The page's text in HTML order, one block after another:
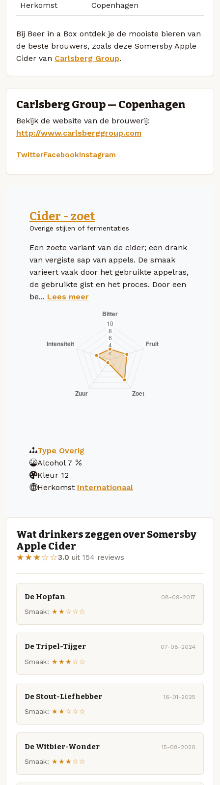
Herkomst Copenhagen
Bij Beer in a Box ontdek je de mooiste bieren van
de beste brouwers, zoals deze Somersby Apple
Cider van Carlsberg Group.
Carlsberg Group — Copenhagen
Bekijk de website van de brouwerij:
http://www.carlsberggroup.com
TwitterFacebookInstagram
Cider - zoet
Overige stijlen of fermentaties
Een zoete variant van de cider; een drank
van vergiste sap van appels. De smaak
varieert vaak door het gebruikte appelras,
de gebruikte gist en het proces. Door een
be... Lees meer
Type Overig
Alcohol 7
Kleur 12
Herkomst Internationaal
Wat drinkers zeggen over Somersby
Apple Cider
★★★☆☆3.0 uit 154 reviews
De Hopfan 08-09-2017
Smaak: ★★☆☆☆
De Tripel-Tijger 07-08-2024
Smaak: ★★★☆☆
De Stout-Liefhebber 16-01-2025
Smaak: ★★☆☆☆
De Witbier-Wonder 15-08-2020
Smaak: ★★★☆☆